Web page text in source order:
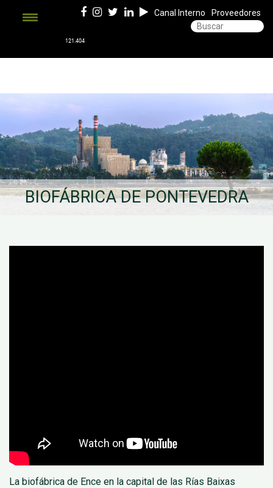
Canal Interno Proveedores
BIOFÁBRICA DE PONTEVEDRA
La biofábrica de Ence en la capital de las Rías Baixas